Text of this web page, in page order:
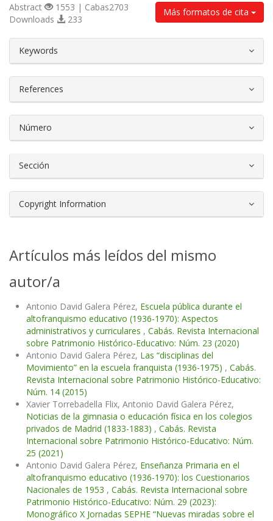
Más formatos de cita
Abstract
1553 | Cabas2703
Downloads
233
Keywords
References
Número
Sección
Copyright Information
Artículos más leídos del mismo
autor/a
Antonio David Galera Pérez, Escuela pública durante el
altofranquismo educativo (1936-1970): Aspectos
administrativos y curriculares , Cabás. Revista Internacional
sobre Patrimonio Histórico-Educativo: Núm. 23 (2020)
Antonio David Galera Pérez, Las “disciplinas del
Movimiento” en la escuela franquista (1936-1975) , Cabás.
Revista Internacional sobre Patrimonio Histórico-Educativo:
Núm. 14 (2015)
Xavier Torrebadella Flix, Antonio David Galera Pérez,
Noticias de la gimnasia o educación física en los colegios
privados de Madrid (1833-1883) , Cabás. Revista
Internacional sobre Patrimonio Histórico-Educativo: Núm.
25 (2021)
Antonio David Galera Pérez, Enseñanza Primaria en el
altofranquismo educativo (1936-1970): los Cuestionarios
Nacionales de 1953 , Cabás. Revista Internacional sobre
Patrimonio Histórico-Educativo: Núm. 29 (2023):
Monográfico X Jornadas SEPHE “Nuevas miradas sobre el